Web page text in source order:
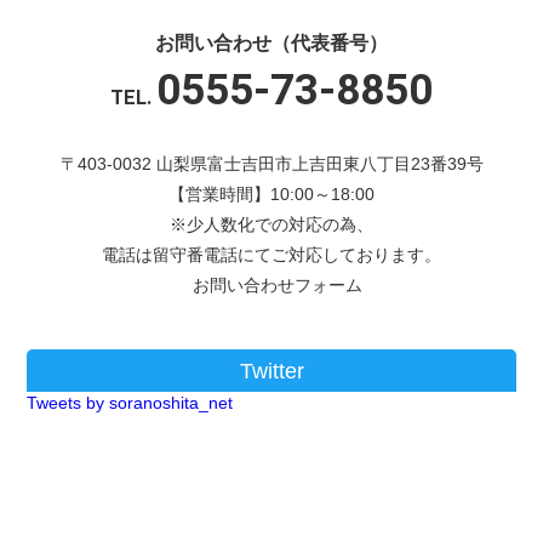
お問い合わせ（代表番号）
TEL. 0555-73-8850
〒403-0032 山梨県富士吉田市上吉田東八丁目23番39号
【営業時間】10:00～18:00
※少人数化での対応の為、
電話は留守番電話にてご対応しております。
お問い合わせフォーム
Twitter
Tweets by soranoshita_net